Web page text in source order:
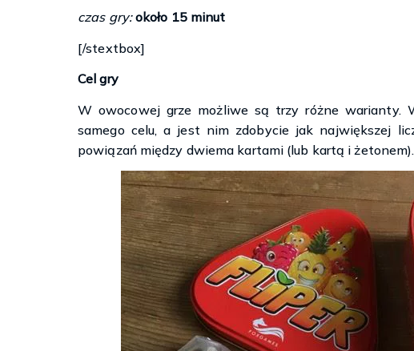
czas gry: około 15 minut
[/stextbox]
Cel gry
W owocowej grze możliwe są trzy różne warianty.
samego celu, a jest nim zdobycie jak największej
powiązań między dwiema kartami (lub kartą i żetonem).